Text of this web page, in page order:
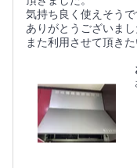
気持ち良く使えそうで
ありがとうございまし
また利用させて頂きた